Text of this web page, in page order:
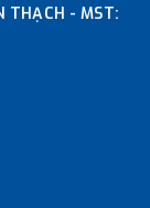
THẠCH - MST: